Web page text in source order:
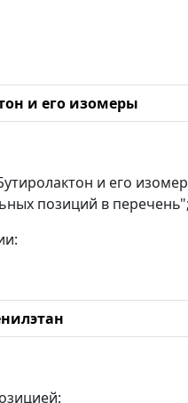
и его изомеры
и его
позиций в перечень";